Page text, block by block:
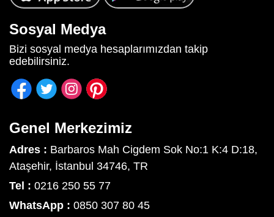
Sosyal Medya
Bizi sosyal medya hesaplarımızdan takip
edebilirsiniz.
Genel Merkezimiz
Adres : Barbaros Mah Cigdem Sok No:1 K:4 D:18,
Ataşehir, İstanbul 34746, TR
Tel : 0216 250 55 77
WhatsApp : 0850 307 80 45